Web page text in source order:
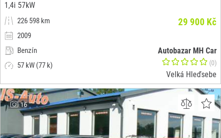
1,4i 57kW
226 598 km
2009
Benzín
57 kW (77 k)
29 900 Kč
Autobazar MH Car
(0)
Velká Hleďsebe
16